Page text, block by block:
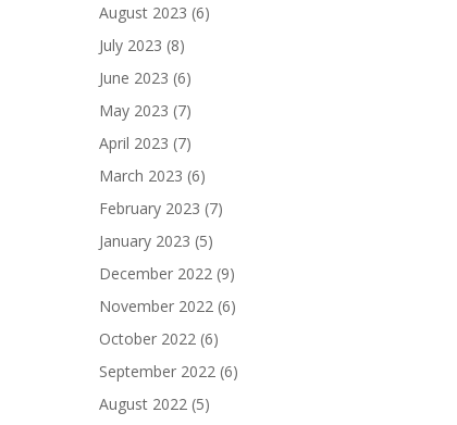
August 2023 (6)
July 2023 (8)
June 2023 (6)
May 2023 (7)
April 2023 (7)
March 2023 (6)
February 2023 (7)
January 2023 (5)
December 2022 (9)
November 2022 (6)
October 2022 (6)
September 2022 (6)
August 2022 (5)